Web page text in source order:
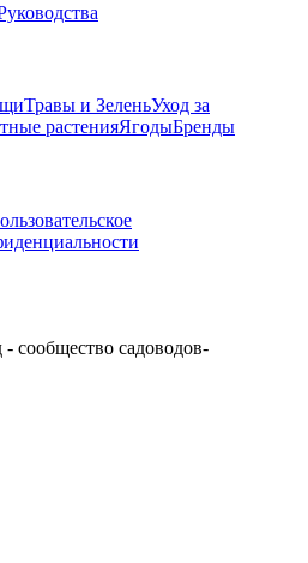
Травы и ЗеленьУход за
растенияЯгодыБренды
сообщество садоводов-